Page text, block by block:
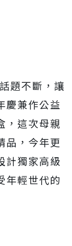
題不斷，讓
慶兼作公益
，這次母親
品，今年更
計獨家高級
年輕世代的